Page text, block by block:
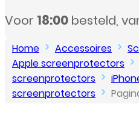
Home Accessoires
Apple screenprotectors
screenprotectors
screenprotectors